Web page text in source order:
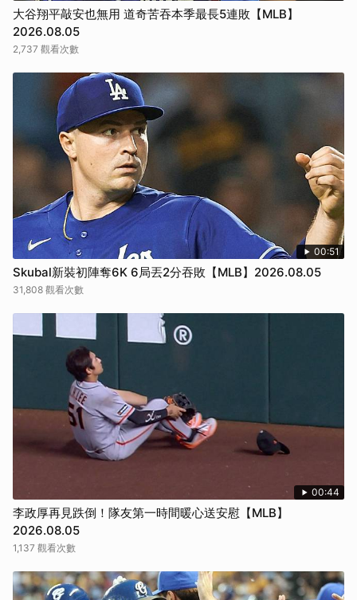
大谷翔平敲安也無用 道奇苦吞本季最長5連敗【MLB】
2026.08.05
2,737 觀看次數
00:51
Skubal新裝初陣奪6K 6局丟2分吞敗【MLB】2026.08.05
31,808 觀看次數
00:44
李政厚再見跌倒！隊友第一時間暖心送安慰【MLB】
2026.08.05
1,137 觀看次數